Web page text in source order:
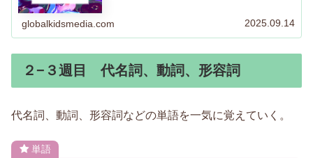
globalkidsmedia.com 2025.09.14
２−３週目 代名詞、動詞、形容詞
代名詞、動詞、形容詞などの単語を一気に覚えていく。
単語